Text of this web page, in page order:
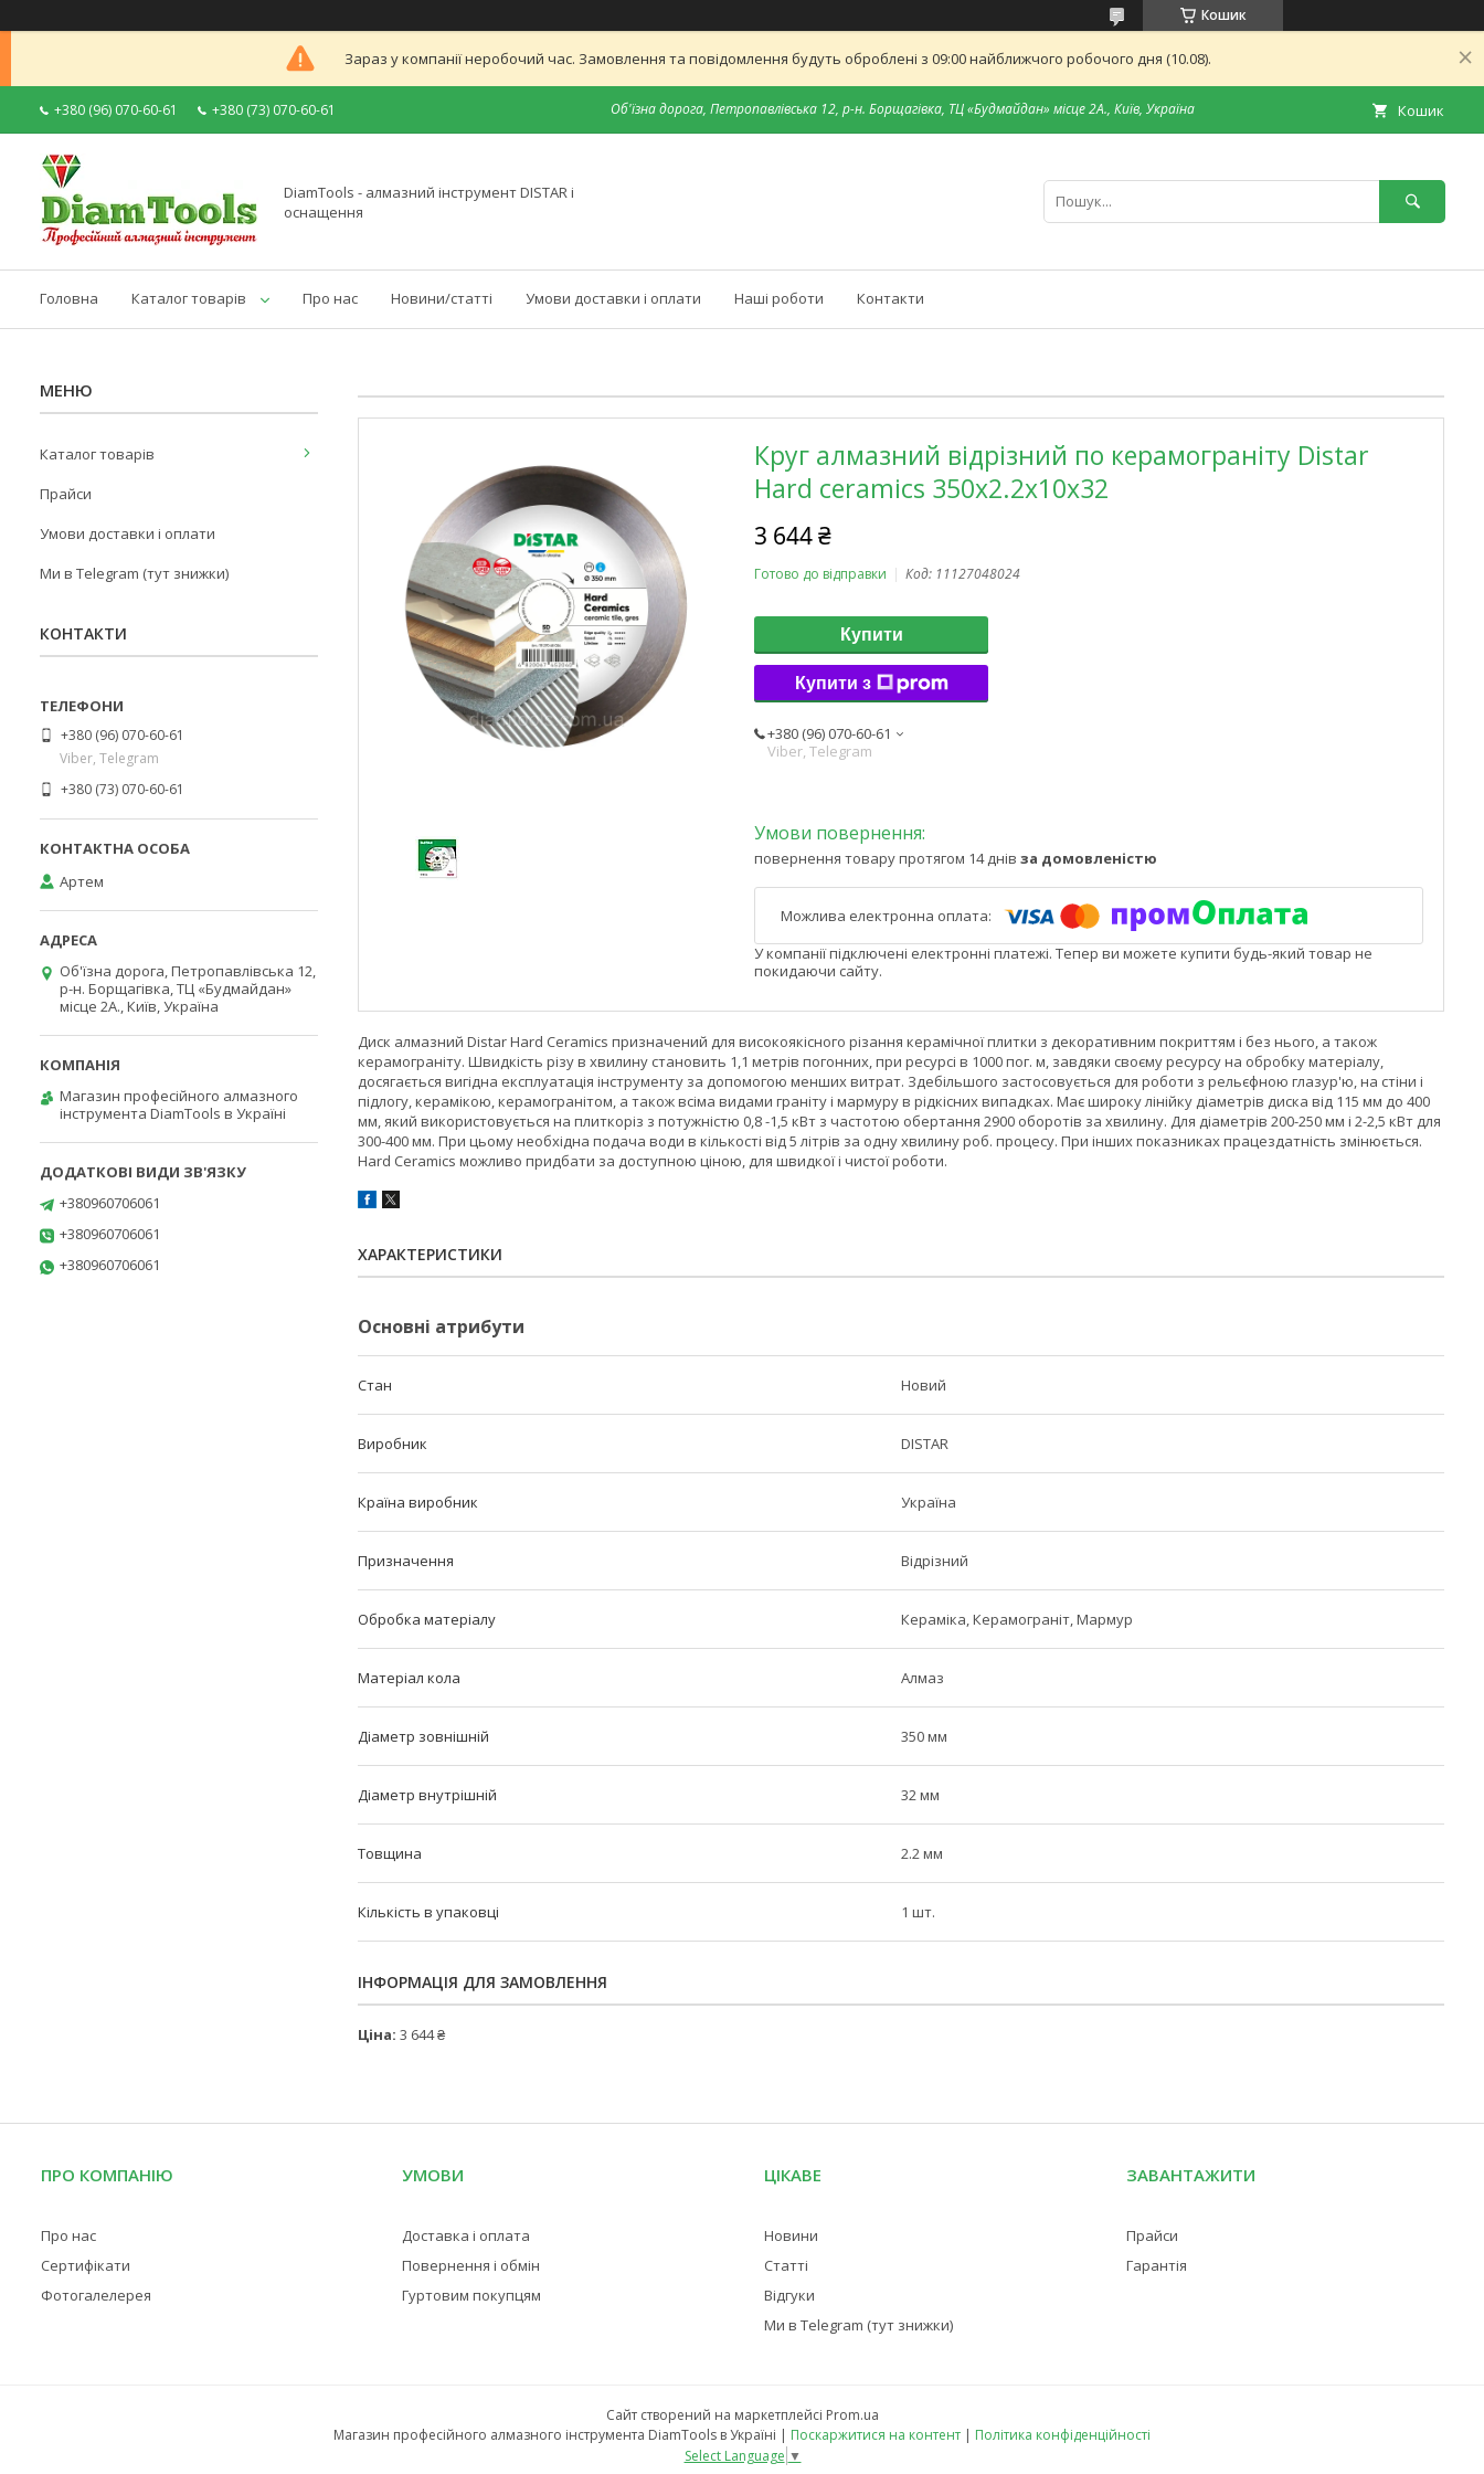
Кошик
Зараз у компанії неробочий час. Замовлення та повідомлення будуть оброблені з 09:00 найближчого робочого дня (10.08).
+380 (96) 070-60-61 +380 (73) 070-60-61 Об'їзна дорога, Петропавлівська 12, р-н. Борщагівка, ТЦ «Будмайдан» місце 2А., Київ, Україна Кошик
DiamTools - алмазний інструмент DISTAR і
оснащення
Головна Каталог товарів Про нас Новини/статті Умови доставки і оплати Наші роботи Контакти
Круг алмазний відрізний по керамограніту Distar
Hard ceramics 350x2.2x10x32
3 644 ₴
Готово до відправки Код: 11127048024
Купити
Купити з
+380 (96) 070-60-61
Viber, Telegram
повернення товару протягом 14 днів за домовленістю
У компанії підключені електронні платежі. Тепер ви можете купити будь-який товар не
покидаючи сайту.
Диск алмазний Distar Hard Ceramics призначений для високоякісного різання керамічної плитки з декоративним покриттям і без нього, а також
керамограніту. Швидкість різу в хвилину становить 1,1 метрів погонних, при ресурсі в 1000 пог. м, завдяки своєму ресурсу на обробку матеріалу,
досягається вигідна експлуатація інструменту за допомогою менших витрат. Здебільшого застосовується для роботи з рельєфною глазур'ю, на стіни і
підлогу, керамікою, керамогранітом, а також всіма видами граніту і мармуру в рідкісних випадках. Має широку лінійку діаметрів диска від 115 мм до 400
мм, який використовується на плиткоріз з потужністю 0,8 -1,5 кВт з частотою обертання 2900 оборотів за хвилину. Для діаметрів 200-250 мм і 2-2,5 кВт для
300-400 мм. При цьому необхідна подача води в кількості від 5 літрів за одну хвилину роб. процесу. При інших показниках працездатність змінюється.
Hard Ceramics можливо придбати за доступною ціною, для швидкої і чистої роботи.
ХАРАКТЕРИСТИКИ
Основні атрибути
Стан Новий
Виробник DISTAR
Країна виробник Україна
Призначення Відрізний
Обробка матеріалу Кераміка, Керамограніт, Мармур
Матеріал кола Алмаз
Діаметр зовнішній 350 мм
Діаметр внутрішній 32 мм
Товщина 2.2 мм
Кількість в упаковці 1 шт.
ІНФОРМАЦІЯ ДЛЯ ЗАМОВЛЕННЯ
Ціна: 3 644 ₴
Каталог товарів
Прайси
Умови доставки і оплати
Ми в Telegram (тут знижки)
КОНТАКТИ
+380 (96) 070-60-61
Viber, Telegram
+380 (73) 070-60-61
Артем
Об'їзна дорога, Петропавлівська 12,
р-н. Борщагівка, ТЦ «Будмайдан»
місце 2А., Київ, Україна
Магазин професійного алмазного
інструмента DiamTools в Україні
+380960706061
+380960706061
+380960706061
ПРО КОМПАНІЮ
Про нас
Сертифікати
Фотогалелерея
УМОВИ
Доставка і оплата
Повернення і обмін
Гуртовим покупцям
ЦІКАВЕ
Новини
Статті
Відгуки
Ми в Telegram (тут знижки)
ЗАВАНТАЖИТИ
Прайси
Гарантія
Сайт створений на маркетплейсі Prom.ua
Магазин професійного алмазного інструмента DiamTools в Україні | Поскаржитися на контент | Політика конфіденційності
Select Language ▼